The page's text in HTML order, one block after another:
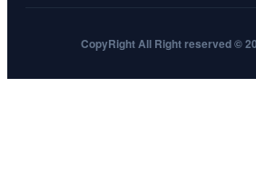
CopyRight All Right reserved ©